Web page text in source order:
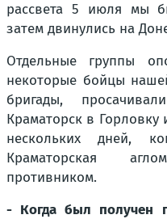
рассвета 5 июля мы
затем двинулись на
Отдельные группы
некоторые бойцы
бригады,
Краматорск в
нескольких дней,
Краматорская
противником.
- Когда был получен